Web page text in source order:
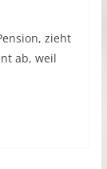
zieht
ab, weil